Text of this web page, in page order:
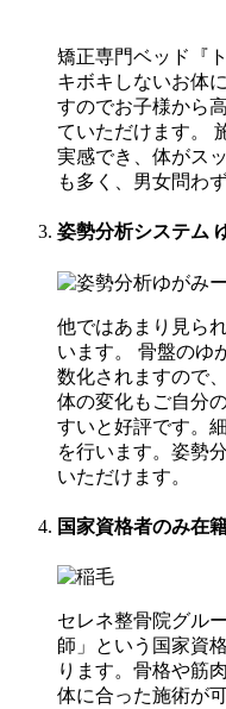
矯正専門ベッド『
キボキしないお体
すのでお子様から
ていただけます。
実感でき、体がス
も多く、男女問わ
姿勢分析システム
他ではあまり見ら
います。 骨盤のゆ
数化されますので
体の変化もご自分
すいと好評です。
を行います。姿勢
いただけます。
国家資格者のみ在
セレネ整骨院グル
師」という国家資
ります。骨格や筋
体に合った施術が